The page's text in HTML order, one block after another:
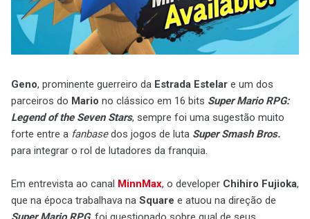
Geno, prominente guerreiro da Estrada Estelar e um dos
parceiros do Mario no clássico em 16 bits Super Mario RPG:
Legend of the Seven Stars, sempre foi uma sugestão muito
forte entre a fanbasedos jogos de luta Super Smash Bros.
para integrar o rol de lutadores da franquia.
Em entrevista ao canal MinnMax, o developer Chihiro Fujioka,
que na época trabalhava na Square e atuou na direção de